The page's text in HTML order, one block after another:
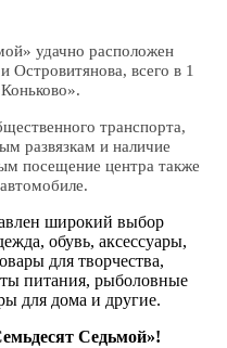
удачно рас­по­ложен
Островитянова, всего в 1
транспорта,
развязкам и наличие
посещение центра также
широкий выбор
обувь, аксессуары,
для творчества,
питания, ры­болов­ные
для дома и другие.
Седьмой»!